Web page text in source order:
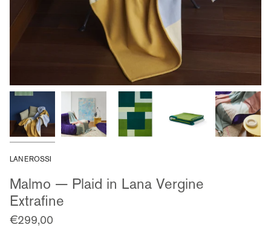
LANEROSSI
Malmo — Plaid in Lana Vergine
Extrafine
€299,00